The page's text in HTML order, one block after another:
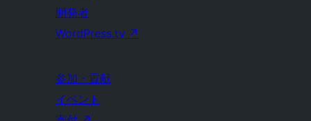
開発者
WordPress.tv ↗
参加・貢献
イベント